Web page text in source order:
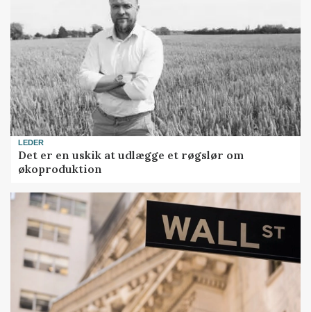
LEDER
Det er en uskik at udlægge et røgslør om
økoproduktion